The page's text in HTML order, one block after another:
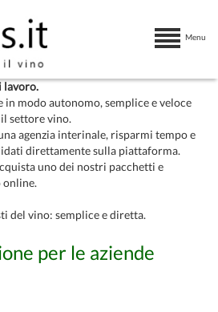
Menu
lavoro.
modo autonomo, semplice e veloce
settore vino.
agenzia interinale, risparmi tempo e
direttamente sulla piattaforma.
uno dei nostri pacchetti e
del vino: semplice e diretta.
per le aziende